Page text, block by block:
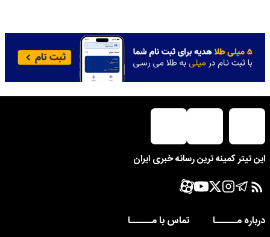
این تیتر کمینه ترین رسانه خبری ایران
درباره مــــــا
تماس با مــــــا